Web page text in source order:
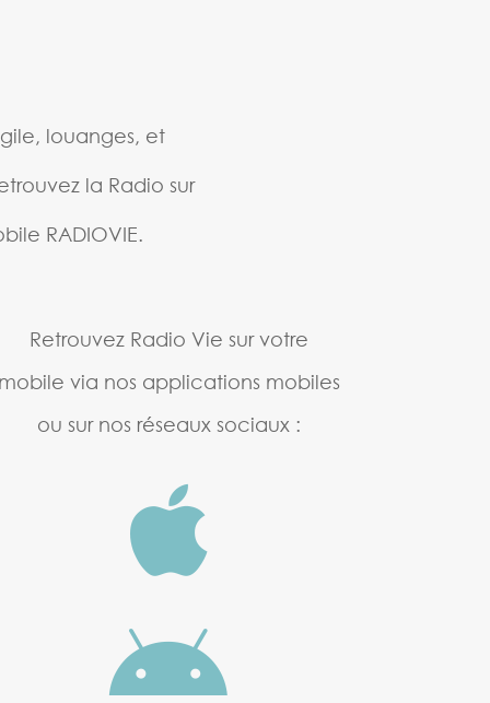
louanges, et
la Radio sur
RADIOVIE.
Retrouvez Radio Vie sur votre
via nos applications mobiles
ou sur nos réseaux sociaux :

